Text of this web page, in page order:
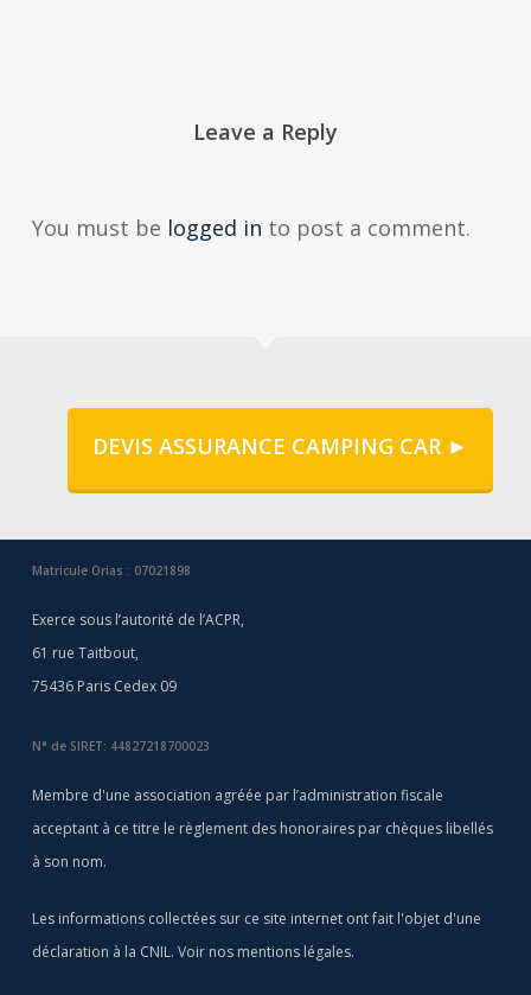
Leave a Reply
You must be logged in to post a comment.
DEVIS ASSURANCE CAMPING CAR ►
Matricule Orias : 07021898
Exerce sous l’autorité de l’ACPR,
61 rue Taitbout,
75436 Paris Cedex 09
N° de SIRET: 44827218700023
Membre d'une association agréée par l’administration fiscale
acceptant à ce titre le règlement des honoraires par chèques libellés
à son nom.
Les informations collectées sur ce site internet ont fait l'objet d'une
déclaration à la CNIL. Voir nos mentions légales.